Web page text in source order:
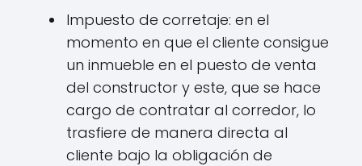
Impuesto de corretaje: en el
momento en que el cliente consigue
un inmueble en el puesto de venta
del constructor y este, que se hace
cargo de contratar al corredor, lo
trasfiere de manera directa al
cliente bajo la obligación de